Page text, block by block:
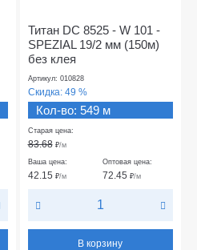
Титан DC 8525 - W 101 -
SPEZIAL 19/2 мм (150м)
без клея
Артикул: 010828
Скидка: 49 %
Кол-во: 549 м
Старая цена:
83.68 ₽/м
Ваша цена:
42.15 ₽/м
Оптовая цена:
72.45 ₽/м
В корзину